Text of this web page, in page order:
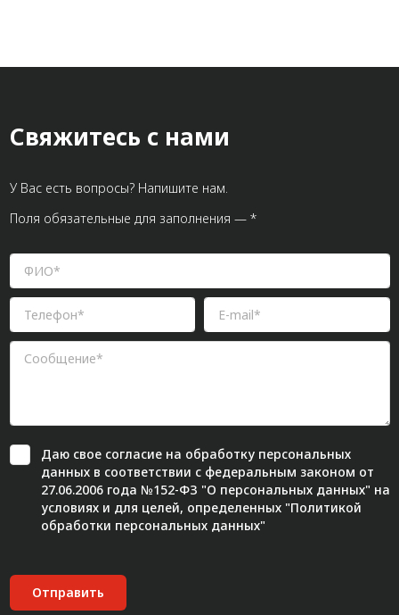
Свяжитесь с нами
У Вас есть вопросы? Напишите нам.
Поля обязательные для заполнения — *
Даю свое согласиена обработку персональных
данных в соответствии с федеральным законом от
27.06.2006 года №152-ФЗ "О персональных данных" на
условиях и для целей, определенных "Политикой
обработки персональных данных"
Отправить